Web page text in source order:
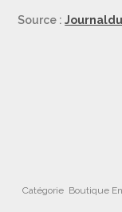
Source :
Catégorie Boutique